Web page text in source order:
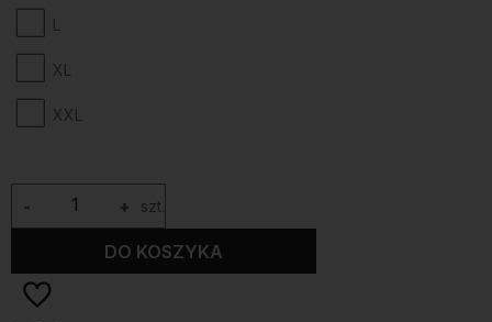
L
XL
XXL
+
- szt.
DO KOSZYKA